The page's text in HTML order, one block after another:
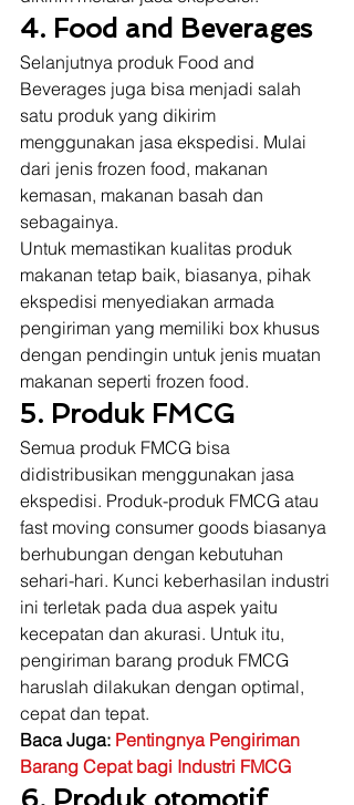
4. Food and Beverages
Selanjutnya produk Food and
Beverages juga bisa menjadi salah
satu produk yang dikirim
menggunakan jasa ekspedisi. Mulai
dari jenis frozen food, makanan
kemasan, makanan basah dan
sebagainya.
Untuk memastikan kualitas produk
makanan tetap baik, biasanya, pihak
ekspedisi menyediakan armada
pengiriman yang memiliki box khusus
dengan pendingin untuk jenis muatan
makanan seperti frozen food.
5. Produk FMCG
Semua produk FMCG bisa
didistribusikan menggunakan jasa
ekspedisi. Produk-produk FMCG atau
fast moving consumer goods biasanya
berhubungan dengan kebutuhan
sehari-hari. Kunci keberhasilan industri
ini terletak pada dua aspek yaitu
kecepatan dan akurasi. Untuk itu,
pengiriman barang produk FMCG
haruslah dilakukan dengan optimal,
cepat dan tepat.
Baca Juga: Pentingnya Pengiriman
Barang Cepat bagi Industri FMCG